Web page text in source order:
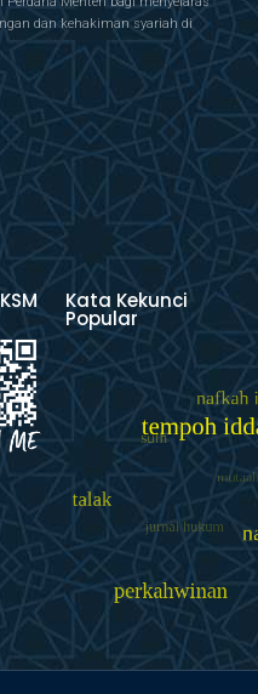
dan kehakiman syariah di
Kata Kekunci
Popular